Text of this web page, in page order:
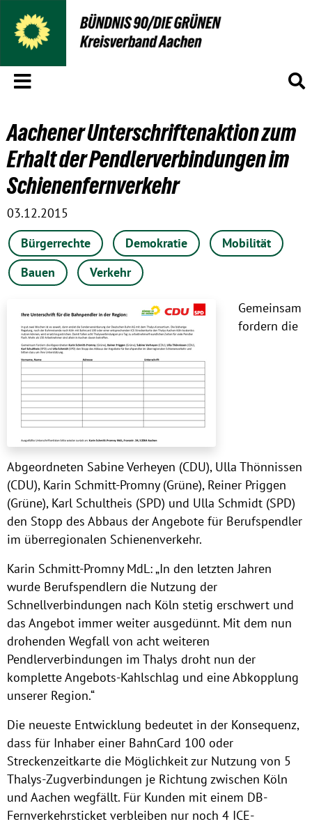
Menü
Aachener Unterschriftenaktion zum
Erhalt der Pendlerverbindungen im
Schienenfernverkehr
03.12.2015
Bürgerrechte
Demokratie
Mobilität
Bauen
Verkehr
Gemeinsam
fordern die
Abgeordneten Sabine Verheyen (CDU), Ulla Thönnissen
(CDU), Karin Schmitt-Promny (Grüne), Reiner Priggen
(Grüne), Karl Schultheis (SPD) und Ulla Schmidt (SPD)
den Stopp des Abbaus der Angebote für Berufspendler
im überregionalen Schienenverkehr.
Karin Schmitt-Promny MdL: „In den letzten Jahren
wurde Berufspendlern die Nutzung der
Schnellverbindungen nach Köln stetig erschwert und
das Angebot immer weiter ausgedünnt. Mit dem nun
drohenden Wegfall von acht weiteren
Pendlerverbindungen im Thalys droht nun der
komplette Angebots-Kahlschlag und eine Abkopplung
unserer Region.“
Die neueste Entwicklung bedeutet in der Konsequenz,
dass für Inhaber einer BahnCard 100 oder
Streckenzeitkarte die Möglichkeit zur Nutzung von 5
Thalys-Zugverbindungen je Richtung zwischen Köln
und Aachen wegfällt. Für Kunden mit einem DB-
Fernverkehrsticket verbleiben nur noch 4 ICE-